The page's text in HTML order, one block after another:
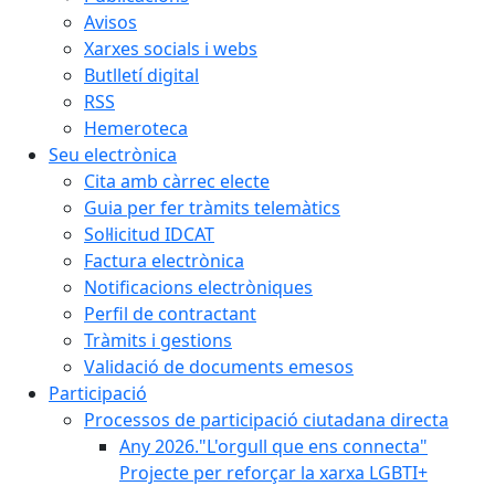
Avisos
Xarxes socials i webs
Butlletí digital
RSS
Hemeroteca
Seu electrònica
Cita amb càrrec electe
Guia per fer tràmits telemàtics
Sol·licitud IDCAT
Factura electrònica
Notificacions electròniques
Perfil de contractant
Tràmits i gestions
Validació de documents emesos
Participació
Processos de participació ciutadana directa
Any 2026."L'orgull que ens connecta"
Projecte per reforçar la xarxa LGBTI+